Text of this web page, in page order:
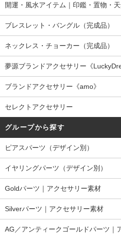
開運・風水アイテム｜印鑑・置物・
ブレスレット・バングル（完成品）
ネックレス・チョーカー（完成品）
夢源ブランドアクセサリー《
ブランドアクセサリー《amo》
セレクトアクセサリー
グループから探す
ピアスパーツ（デザイン別）
イヤリングパーツ（デザイン別）
Goldパーツ｜アクセサリー素材
Silverパーツ｜アクセサリー素材
AG／アンティークゴールドパーツ｜